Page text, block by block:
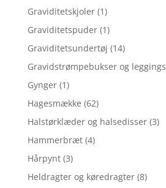
Graviditetskjoler (1)
Graviditetspuder (1)
Graviditetsundertøj (14)
Gravidstrømpebukser og leggings
Gynger (1)
Hagesmække (62)
Halstørklæder og halsedisser (3)
Hammerbræt (4)
Hårpynt (3)
Heldragter og køredragter (8)